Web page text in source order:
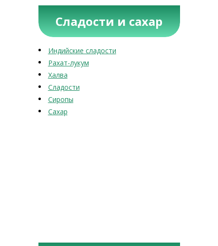
Сладости и сахар
Индийские сладости
Рахат-лукум
Халва
Сладости
Сиропы
Сахар